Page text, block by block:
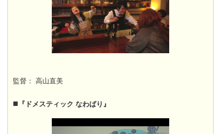
監督： 高山直美
■ 『ドメスティック なわばり』​​